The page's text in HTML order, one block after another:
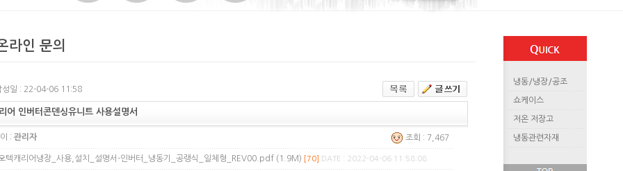
라인 문의
성일 : 22-04-06 11:58
어 인버터콘덴싱유니트 사용설명서
: 관리자 조회 : 7,467
텍캐리어냉장_사용,설치_설명서-인버터_냉동기_공랭식_일체형_REV00.pdf (1.9M) [70] DATE : 2022-04-06 11:58:08
냉동/냉장/공조
쇼케이스
저온 저장고
냉동관련자재